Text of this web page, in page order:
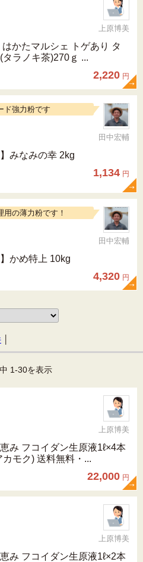
上原博美
かたマルシェ トゲあり タ
タラノキ茶)270ｇ ...
2,220 円
ド強力粉です
田中宏輔
】みなみの幸 2kg
1,134 円
用の薄力粉です！
田中宏輔
】かめ特上 10kg
4,320 円
1-30を表示
上原博美
み フコイダン生原液1ℓ×4本
カモク) 送料無料・...
22,000 円
上原博美
み フコイダン生原液1ℓ×2本